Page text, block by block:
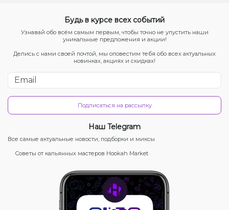
Будь в курсе всех событий
Узнавай обо всём самым первым, чтобы точно не упустить наши
уникальные предложения и акции!
Делись с нами своей почтой, мы оповестим тебя обо всех актуальных
новинках, акциях и скидках!
Подписаться на рассылку
Наш Telegram
Все самые актуальные новости, подборки и миксы
Советы от кальянных мастеров Hookah Market